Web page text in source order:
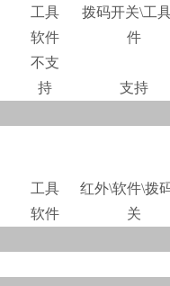
工具
软件
拨码开关\工
件
不支
持
支持
工具
软件
红外\软件\拨
关